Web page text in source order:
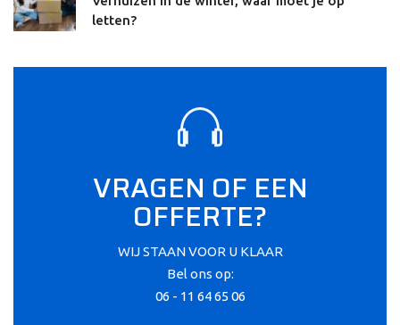
letten?
VRAGEN OF EEN
OFFERTE?
WIJ STAAN VOOR U KLAAR
Bel ons op:
06 - 11 64 65 06